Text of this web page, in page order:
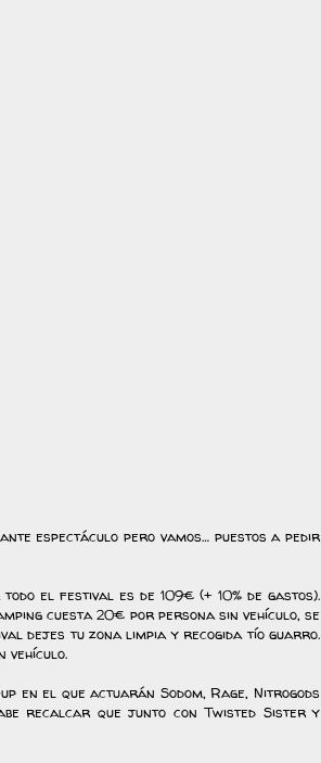
espectáculo pero vamos… puestos a pedir
el festival es de 109€ (+ 10% de gastos).
cuesta 20€ por persona sin vehículo, se
dejes tu zona limpia y recogida tío guarro.
vehículo.
el que actuarán Sodom, Rage, Nitrogods
recalcar que junto con Twisted Sister y